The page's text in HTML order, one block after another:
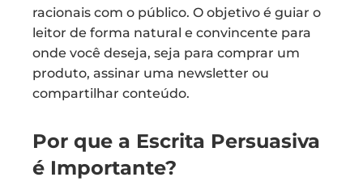
racionais com o público. O objetivo é guiar o
leitor de forma natural e convincente para
onde você deseja, seja para comprar um
produto, assinar uma newsletter ou
compartilhar conteúdo.
Por que a Escrita Persuasiva
é Importante?